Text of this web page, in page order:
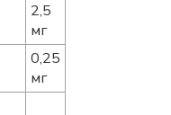
2,5
мг
0,25
мг